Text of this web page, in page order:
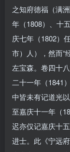
之知府德福（满
年（1808）、十
庆七年（1802）
市）人），然而“
左宝森。卷四十
二十一年（1841
中皆未有记道光
至嘉庆十一年（
迟亦仅记嘉庆十
进士。此《宁远